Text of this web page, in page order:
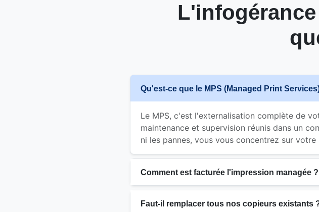
Qu'est-ce que le MPS (Managed Print
Le MPS, c'est l'externalisation complète de
maintenance et supervision réunis dans un
ni les pannes, vous vous concentrez sur
Comment est facturée l'impression managée ?
Faut-il remplacer tous nos copieurs existants